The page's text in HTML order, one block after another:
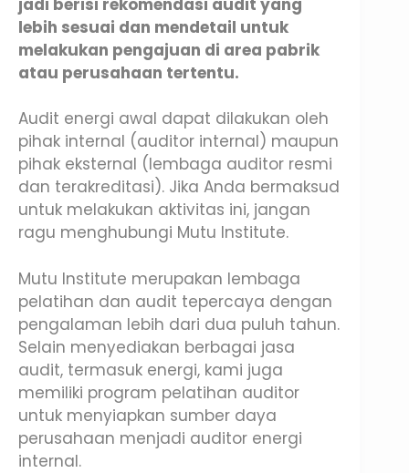
lebih sesuai dan mendetail untuk
melakukan pengajuan di area pabrik
atau perusahaan tertentu.
Audit energi awal dapat dilakukan oleh
pihak internal (auditor internal) maupun
pihak eksternal (lembaga auditor resmi
dan terakreditasi). Jika Anda bermaksud
untuk melakukan aktivitas ini, jangan
ragu menghubungi Mutu Institute.
Mutu Institute merupakan lembaga
pelatihan dan audit tepercaya dengan
pengalaman lebih dari dua puluh tahun.
Selain menyediakan berbagai jasa
audit, termasuk energi, kami juga
memiliki program pelatihan auditor
untuk menyiapkan sumber daya
perusahaan menjadi auditor energi
internal.